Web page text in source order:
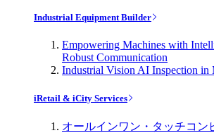
Industrial Equipment Builder
Empowering Machines with
Robust Communication
Industrial Vision AI Inspection in
iRetail & iCity Services
オールインワン・タッチコン